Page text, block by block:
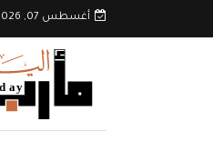
أغسطس 07, 2026